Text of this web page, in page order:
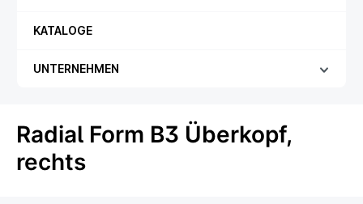
KATALOGE
UNTERNEHMEN
Radial Form B3 Überkopf,
rechts